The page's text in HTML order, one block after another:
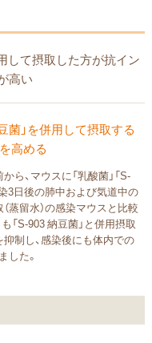
して摂取した方が抗イン
高い
菌」を併用して摂取する
高める
、マウスに「乳酸菌」「S-
3日後の肺中および気道中の
蒸留水）の感染マウスと比較
「S-903 納豆菌」と併用摂取
制し、感染後にも体内での
した。